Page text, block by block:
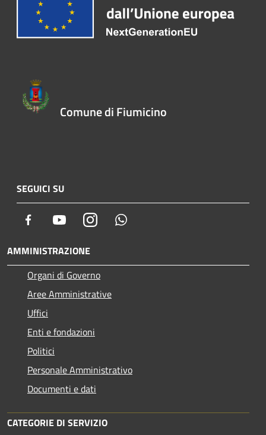
Comune di Fiumicino
SEGUICI SU
Facebook YoutubeInstagram
AMMINISTRAZIONE
Organi di Governo
Aree Amministrative
Uffici
Enti e fondazioni
Politici
Personale Amministrativo
Documenti e dati
CATEGORIE DI SERVIZIO